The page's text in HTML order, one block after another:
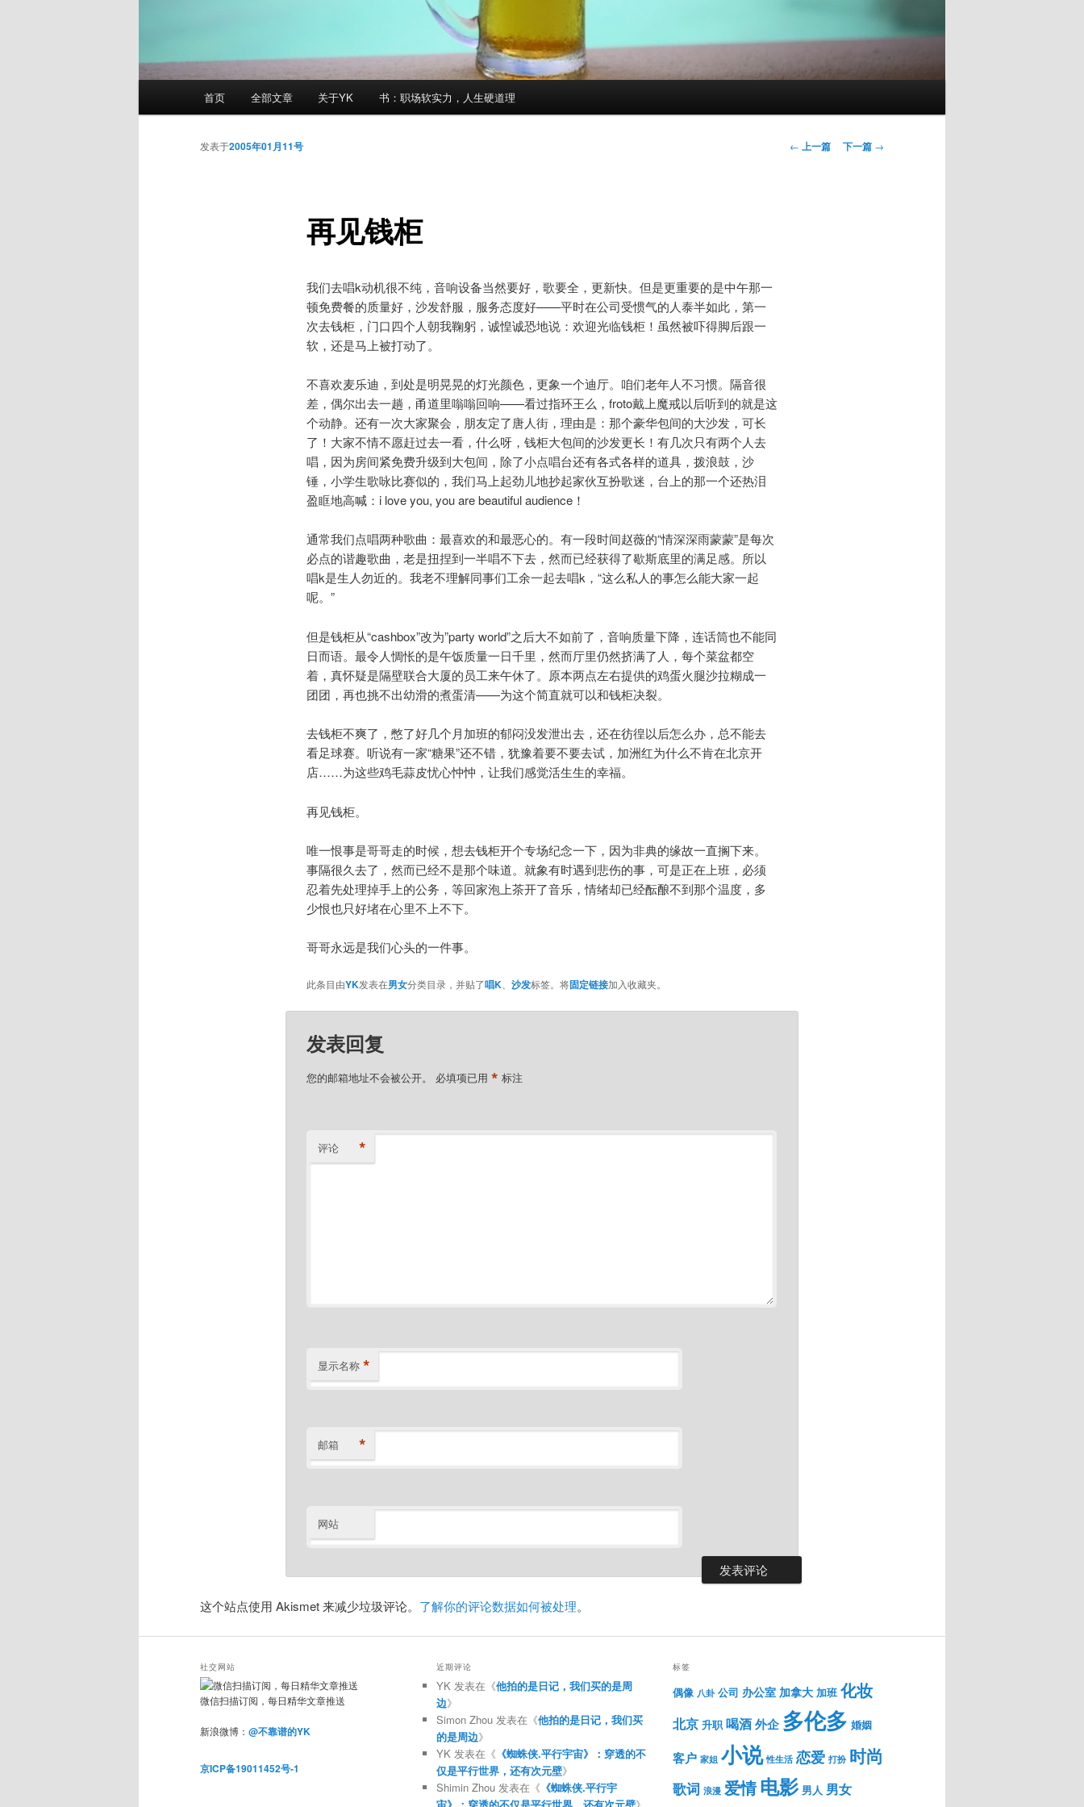
首页 全部文章 关于YK 书：职场软实力，人生硬道理
文
← 上一篇 下一篇 →
再见钱柜
发表于2005年01月11号
我们去唱k动机很不纯，音响设备当然要好，歌要全，更新快。但是更重要的是中午那一
顿免费餐的质量好，沙发舒服，服务态度好——平时在公司受惯气的人泰半如此，第一
次去钱柜，门口四个人朝我鞠躬，诚惶诚恐地说：欢迎光临钱柜！虽然被吓得脚后跟一
软，还是马上被打动了。
不喜欢麦乐迪，到处是明晃晃的灯光颜色，更象一个迪厅。咱们老年人不习惯。隔音很
差，偶尔出去一趟，甬道里嗡嗡回响——看过指环王么，froto戴上魔戒以后听到的就是这
个动静。还有一次大家聚会，朋友定了唐人街，理由是：那个豪华包间的大沙发，可长
了！大家不情不愿赶过去一看，什么呀，钱柜大包间的沙发更长！有几次只有两个人去
唱，因为房间紧免费升级到大包间，除了小点唱台还有各式各样的道具，拨浪鼓，沙
锤，小学生歌咏比赛似的，我们马上起劲儿地抄起家伙互扮歌迷，台上的那一个还热泪
盈眶地高喊：i love you, you are beautiful audience！
通常我们点唱两种歌曲：最喜欢的和最恶心的。有一段时间赵薇的“情深深雨蒙蒙”是每次
必点的谐趣歌曲，老是扭捏到一半唱不下去，然而已经获得了歇斯底里的满足感。所以
唱k是生人勿近的。我老不理解同事们工余一起去唱k，“这么私人的事怎么能大家一起
呢。”
但是钱柜从“cashbox”改为”party world”之后大不如前了，音响质量下降，连话筒也不能同
日而语。最令人惆怅的是午饭质量一日千里，然而厅里仍然挤满了人，每个菜盆都空
着，真怀疑是隔壁联合大厦的员工来午休了。原本两点左右提供的鸡蛋火腿沙拉糊成一
团团，再也挑不出幼滑的煮蛋清——为这个简直就可以和钱柜决裂。
去钱柜不爽了，憋了好几个月加班的郁闷没发泄出去，还在彷徨以后怎么办，总不能去
看足球赛。听说有一家“糖果”还不错，犹豫着要不要去试，加洲红为什么不肯在北京开
店……为这些鸡毛蒜皮忧心忡忡，让我们感觉活生生的幸福。
再见钱柜。
唯一恨事是哥哥走的时候，想去钱柜开个专场纪念一下，因为非典的缘故一直搁下来。
事隔很久去了，然而已经不是那个味道。就象有时遇到悲伤的事，可是正在上班，必须
忍着先处理掉手上的公务，等回家泡上茶开了音乐，情绪却已经酝酿不到那个温度，多
少恨也只好堵在心里不上不下。
哥哥永远是我们心头的一件事。
此条目由YK发表在男女分类目录，并贴了唱K 沙发标签。将固定链接加入收藏夹。
发表回复
您的邮箱地址不会被公开。 必填项已用 * 标注
评论 *
显示名称 *
邮箱 *
网站
这个站点使用 Akismet 来减少垃圾评论。 了解你的评论数据如何被处理。
社交网站
微信扫描订阅，每日精华文章推送
新浪微博： @不靠谱的YK
京ICP备19011452号-1
近期评论
YK发表在《他拍的是日记，我们买的是周
边》
Simon Zhou发表在《他拍的是日记，我们买
的是周边》
YK发表在《 《蜘蛛侠.平行宇宙》：穿透的不
仅是平行世界，还有次元壁》
Shimin Zhou发表在《 《蜘蛛侠.平行宇
标签
偶像 八卦 公司 办公室 加拿大 加班 化妆
北京 升职 喝酒 外企 多伦多 婚姻
客户 家姐 小说 性生活 恋爱 打扮 时尚
歌词 浪漫 爱情电影 男人 男女